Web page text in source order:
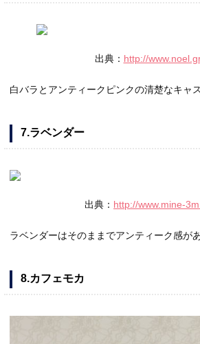
出典： http://
白バラとアンティークピンクの清楚なキャ
7.ラベンダー
出典： http://www.mine-
ラベンダーはそのままでアンティーク感が
8.カフェモカ